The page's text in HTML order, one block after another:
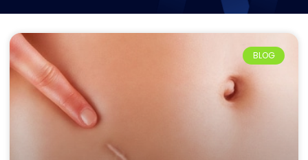
BLOG